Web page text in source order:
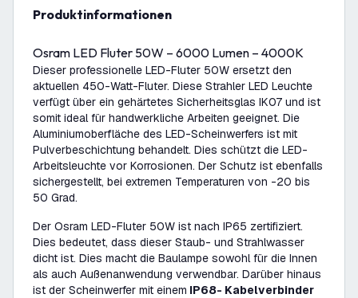
Produktinformationen
Osram LED Fluter 50W – 6000 Lumen – 4000K
Dieser professionelle LED-Fluter 50W ersetzt den
aktuellen 450-Watt-Fluter. Diese Strahler LED Leuchte
verfügt über ein gehärtetes Sicherheitsglas IK07 und ist
somit ideal für handwerkliche Arbeiten geeignet. Die
Aluminiumoberfläche des LED-Scheinwerfers ist mit
Pulverbeschichtung behandelt. Dies schützt die LED-
Arbeitsleuchte vor Korrosionen. Der Schutz ist ebenfalls
sichergestellt, bei extremen Temperaturen von -20 bis
50 Grad.
Der Osram LED-Fluter 50W ist nach IP65 zertifiziert.
Dies bedeutet, dass dieser Staub- und Strahlwasser
dicht ist. Dies macht die Baulampe sowohl für die Innen
als auch Außenanwendung verwendbar. Darüber hinaus
ist der Scheinwerfer mit einem IP68- Kabelverbinder